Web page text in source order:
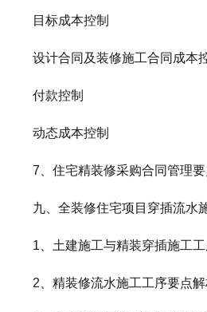
目标成本控制
设计合同及装修施工合同成本
付款控制
动态成本控制
7、住宅精装修采购合同管理要
九、全装修住宅项目穿插流水施
1、土建施工与精装穿插施工工
2、精装修流水施工工序要点解